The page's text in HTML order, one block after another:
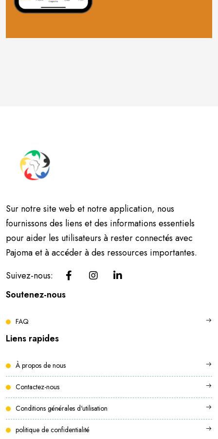
Sur notre site web et notre application, nous
fournissons des liens et des informations essentiels
pour aider les utilisateurs à rester connectés avec
Pajoma et à accéder à des ressources importantes.
Suivez-nous:
Soutenez-nous
FAQ
Liens rapides
À propos de nous
Contactez-nous
Conditions générales d'utilisation
politique de confidentialité